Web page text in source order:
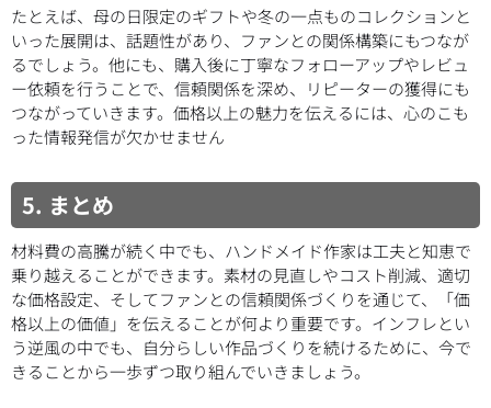
たとえば、母の日限定のギフトや冬の一点ものコレクションと
いった展開は、話題性があり、ファンとの関係構築にもつなが
るでしょう。他にも、購入後に丁寧なフォローアップやレビュ
ー依頼を行うことで、信頼関係を深め、リピーターの獲得にも
つながっていきます。価格以上の魅力を伝えるには、心のこも
った情報発信が欠かせません
5. まとめ
材料費の高騰が続く中でも、ハンドメイド作家は工夫と知恵で
乗り越えることができます。素材の見直しやコスト削減、適切
な価格設定、そしてファンとの信頼関係づくりを通じて、「価
格以上の価値」を伝えることが何より重要です。インフレとい
う逆風の中でも、自分らしい作品づくりを続けるために、今で
きることから一歩ずつ取り組んでいきましょう。